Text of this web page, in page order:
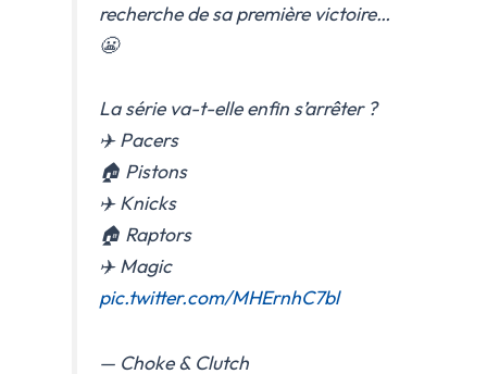
recherche de sa première victoire…
😬
La série va-t-elle enfin s’arrêter ?
✈️ Pacers
🏠 Pistons
✈️ Knicks
🏠 Raptors
✈️ Magic
pic.twitter.com/MHErnhC7bl
— Choke & Clutch